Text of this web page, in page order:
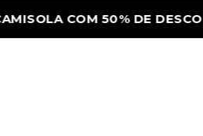
COM 50% DE DESCONTO